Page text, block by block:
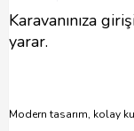
Karavanınıza
yarar.
Modern tasarım, kolay